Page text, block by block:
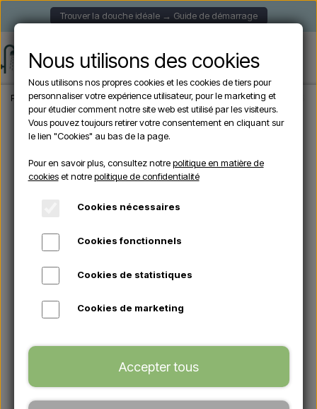
Trouver la douche idéale → Guide de démarrage
Page d'accueil Douche de Jardin Douches autoportantes Sined SIMIUS
Nous utilisons des cookies
Nous utilisons nos propres cookies et les cookies de tiers pour
personnaliser votre expérience utilisateur, pour le marketing et
pour étudier comment notre site web est utilisé par les visiteurs.
Vous pouvez toujours retirer votre consentement en cliquant sur
le lien "Cookies" au bas de la page.
Pour en savoir plus, consultez notrepolitique en matière de
cookieset notrepolitique de confidentialité
Cookies nécessaires
Cookies fonctionnels
Cookies de statistiques
Cookies de marketing
Accepter tous